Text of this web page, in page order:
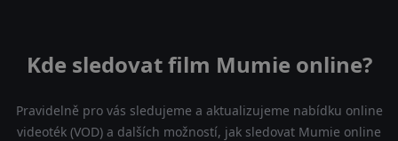
Kde sledovat film Mumie online?
Pravidelně pro vás sledujeme a aktualizujeme nabídku online
videoték (VOD) a dalších možností, jak sledovat Mumie online